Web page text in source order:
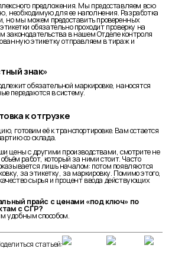
предложения. Мы предоставляем всю
необходимую для ее наполнения. Разработка
но мы можем предоставить проверенных
обязательно проходит проверку на
законодательства в нашем Отделе контроля
этикетку отправляем в тираж и
знак»
обязательной маркировке, наносятся
передаются в систему.
к отгрузке
готовим её к транспортировке. Вам остается
со склада.
цены с другими производствами, смотрите не
работ, который за ними стоит. Часто
лишь началом: потом появляются
за этикетку, за маркировку. Помимо этого,
сырья и процент ввода действующих
прайс с ценами «под ключ» по
с СГР?
удобным способом.
статьей: